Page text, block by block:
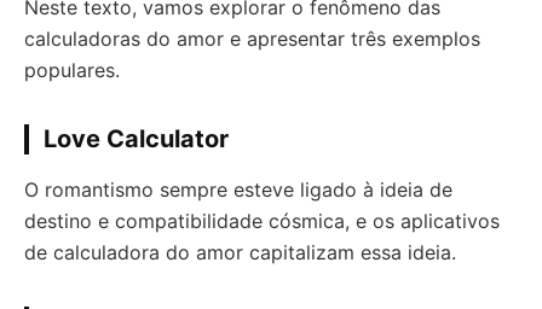
Neste texto, vamos explorar o fenômeno das
calculadoras do amor e apresentar três exemplos
populares.
Love Calculator
O romantismo sempre esteve ligado à ideia de
destino e compatibilidade cósmica, e os aplicativos
de calculadora do amor capitalizam essa ideia.